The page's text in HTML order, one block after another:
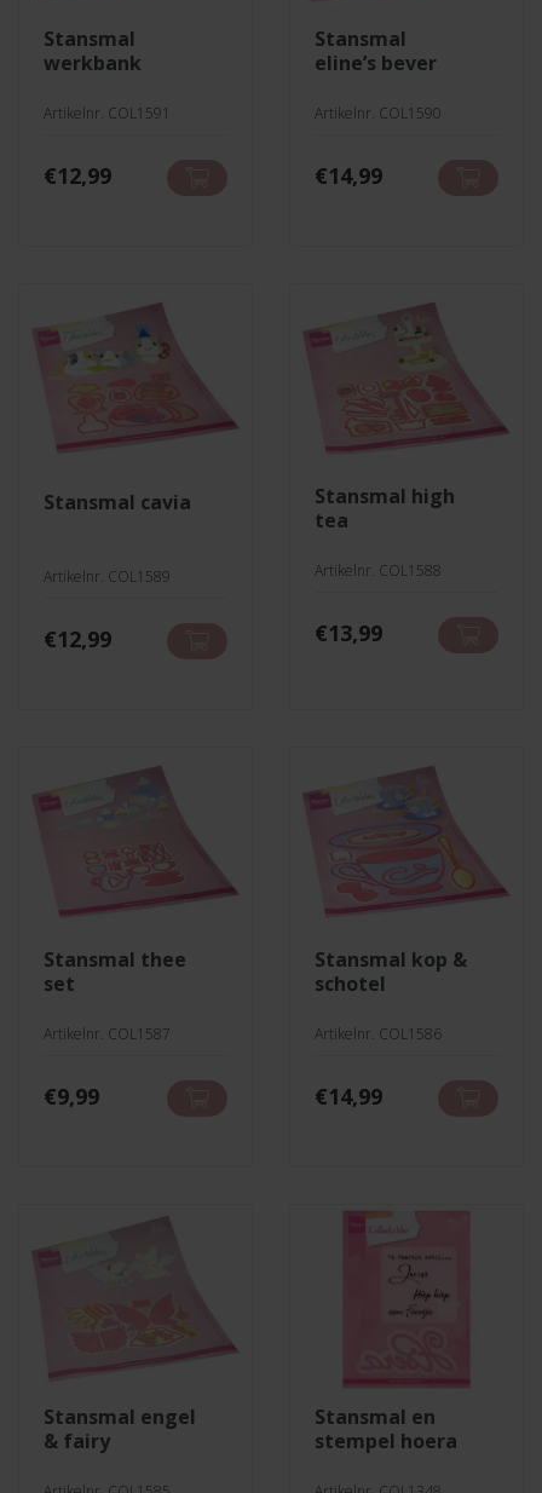
stansmal
werkbank
Artikelnr. COL1591
€12,99
stansmal
eline’s bever
Artikelnr. COL1590
€14,99
stansmal cavia
Artikelnr. COL1589
€12,99
stansmal high
tea
Artikelnr. COL1588
€13,99
stansmal thee
set
Artikelnr. COL1587
€9,99
stansmal kop &
schotel
Artikelnr. COL1586
€14,99
stansmal engel
& fairy
stansmal en
stempel hoera